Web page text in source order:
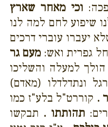
וכי מאחר שארץ
שיפוע לחם למה לנו
יעברו עוברי דרכים
גפרית ואש: מעם גר
למעלה והשליכו
ונתדלדלו (מאדם)
. קוררט"ל בלע"ז כמו
תהותתו . תבקשו